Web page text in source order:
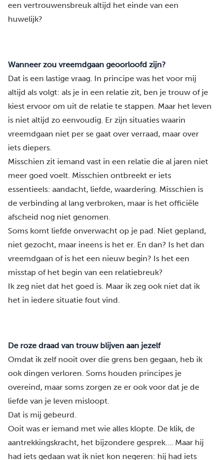
een vertrouwensbreuk altijd het einde van een
huwelijk?
Wanneer zou vreemdgaan geoorloofd zijn?
Dat is een lastige vraag. In principe was het voor mij
altijd als volgt: als je in een relatie zit, ben je trouw of je
kiest ervoor om uit de relatie te stappen. Maar het leven
is niet altijd zo eenvoudig. Er zijn situaties waarin
vreemdgaan niet per se gaat over verraad, maar over
iets diepers.
Misschien zit iemand vast in een relatie die al jaren niet
meer goed voelt. Misschien ontbreekt er iets
essentieels: aandacht, liefde, waardering. Misschien is
de verbinding al lang verbroken, maar is het officiële
afscheid nog niet genomen.
Soms komt liefde onverwacht op je pad. Niet gepland,
niet gezocht, maar ineens is het er. En dan? Is het dan
vreemdgaan of is het een nieuw begin? Is het een
misstap of het begin van een relatiebreuk?
Ik zeg niet dat het goed is. Maar ik zeg ook niet dat ik
het in iedere situatie fout vind.
De roze draad van trouw blijven aan jezelf
Omdat ik zelf nooit over die grens ben gegaan, heb ik
ook dingen verloren. Soms houden principes je
overeind, maar soms zorgen ze er ook voor dat je de
liefde van je leven misloopt.
Dat is mij gebeurd.
Ooit was er iemand met wie alles klopte. De klik, de
aantrekkingskracht, het bijzondere gesprek…. Maar hij
had iets gedaan wat ik niet kon negeren: hij had iets